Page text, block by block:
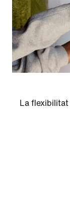
La flexibilitat